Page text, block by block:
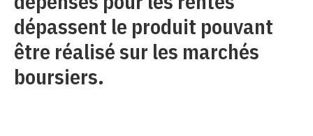
dépassent le produit pouvant
être réalisé sur les marchés
boursiers.